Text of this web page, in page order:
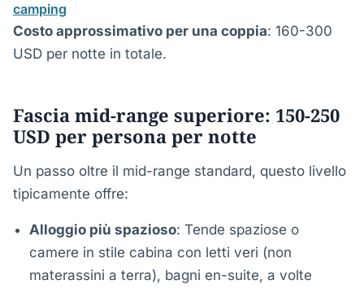
camping
Costo approssimativo per una coppia: 160-300
USD per notte in totale.
Fascia mid-range superiore: 150-250
USD per persona per notte
Un passo oltre il mid-range standard, questo livello
tipicamente offre:
Alloggio più spazioso: Tende spaziose o
camere in stile cabina con letti veri (non
materassini a terra), bagni en-suite, a volte